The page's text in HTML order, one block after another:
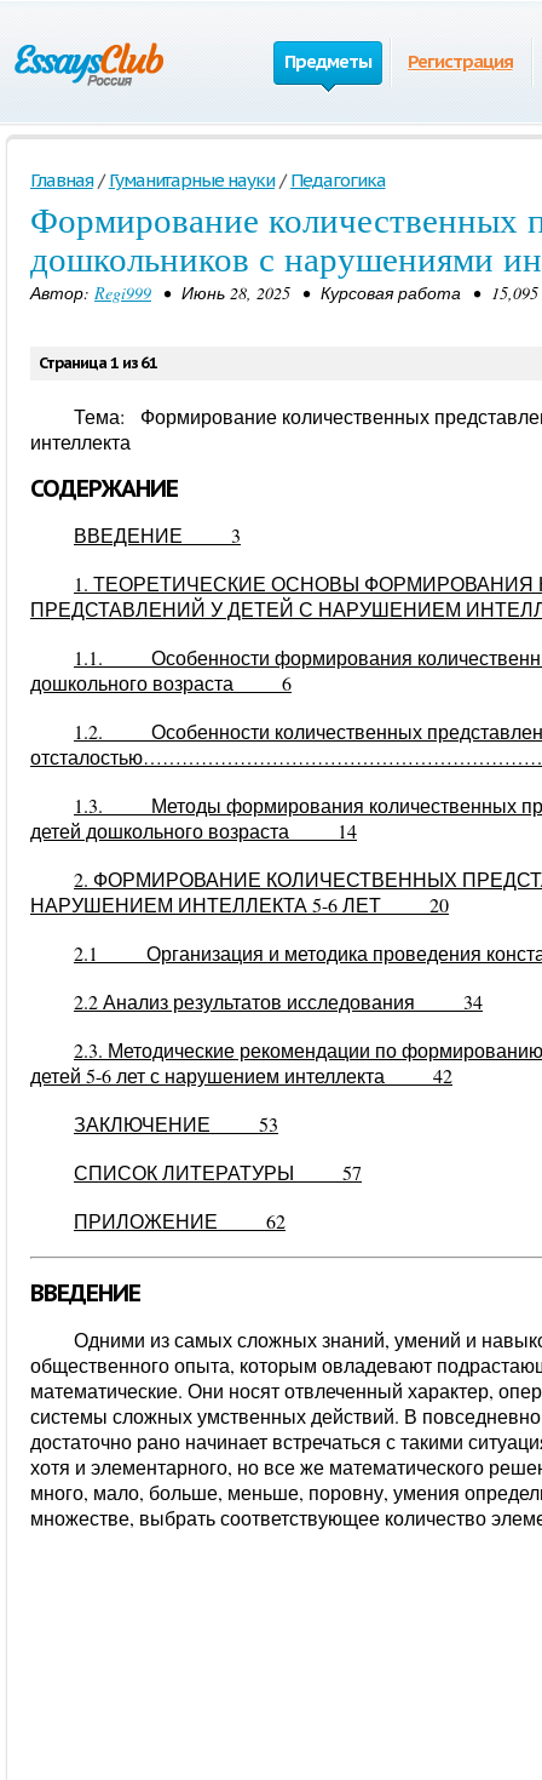
Предметы Регистрация
Главная / Гуманитарные науки / Педагогика
Формирование количественных
дошкольников с нарушениями
Автор: Regi999 • Июнь 28, 2025 • Курсовая работа •
Страница 1 из 61
Тема: Формирование количественных
интеллекта
СОДЕРЖАНИЕ
ВВЕДЕНИЕ 3
1. ТЕОРЕТИЧЕСКИЕ ОСНОВЫ
ПРЕДСТАВЛЕНИЙ У ДЕТЕЙ С НАРУШЕНИЕМ
1.1.
Особенности формирования
дошкольного возраста 6
1.2.
Особенности количественных
1.3.
Методы формирования количественных
детей дошкольного возраста 14
2. ФОРМИРОВАНИЕ КОЛИЧЕСТВЕННЫХ
НАРУШЕНИЕМ ИНТЕЛЛЕКТА 5-6 ЛЕТ 20
2.1
Организация и методика проведения
2.2 Анализ результатов исследования 34
2.3. Методические рекомендации по
детей 5-6 лет с нарушением интеллекта 42
ЗАКЛЮЧЕНИЕ 53
СПИСОК ЛИТЕРАТУРЫ 57
ПРИЛОЖЕНИЕ 62
ВВЕДЕНИЕ
Одними из самых сложных знаний, умений и
общественного опыта, которым овладевают
математические. Они носят отвлеченный характер,
системы сложных умственных действий. В
достаточно рано начинает встречаться с такими
хотя и элементарного, но все же математического
много, мало, больше, меньше, поровну, умения
множестве, выбрать соответствующее количество